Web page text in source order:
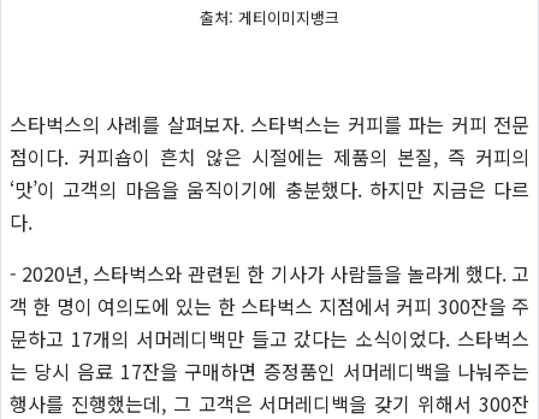
출처: 게티이미지뱅크
스타벅스의 사례를 살펴보자. 스타벅스는 커피를 파는 커피 전문
점이다. 커피숍이 흔치 않은 시절에는 제품의 본질, 즉 커피의
‘맛’이 고객의 마음을 움직이기에 충분했다. 하지만 지금은 다르
다.
- 2020년, 스타벅스와 관련된 한 기사가 사람들을 놀라게 했다. 고
객 한 명이 여의도에 있는 한 스타벅스 지점에서 커피 300잔을 주
문하고 17개의 서머레디백만 들고 갔다는 소식이었다. 스타벅스
는 당시 음료 17잔을 구매하면 증정품인 서머레디백을 나눠주는
행사를 진행했는데, 그 고객은 서머레디백을 갖기 위해서 300잔